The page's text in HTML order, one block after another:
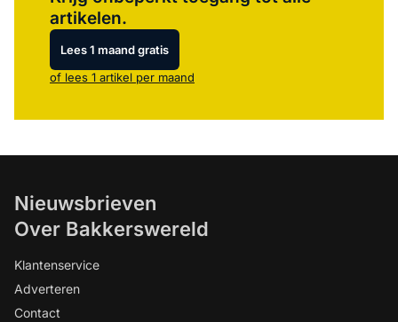
artikelen.
Lees 1 maand gratis
of lees 1 artikel per maand
Nieuwsbrieven
Over Bakkerswereld
Klantenservice
Adverteren
Contact